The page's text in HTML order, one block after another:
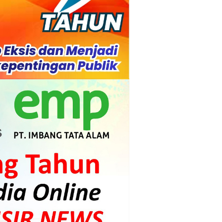
Kebakaran
Diharapkan Jadi Solusi.
Tambang Timah di Darat
Kemanusiaan
Ketenagakerjaan Diperkuat